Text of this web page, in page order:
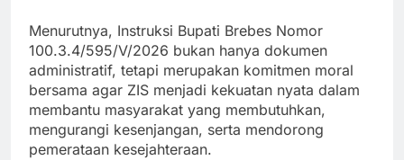
Menurutnya, Instruksi Bupati Brebes Nomor
100.3.4/595/V/2026 bukan hanya dokumen
administratif, tetapi merupakan komitmen moral
bersama agar ZIS menjadi kekuatan nyata dalam
membantu masyarakat yang membutuhkan,
mengurangi kesenjangan, serta mendorong
pemerataan kesejahteraan.